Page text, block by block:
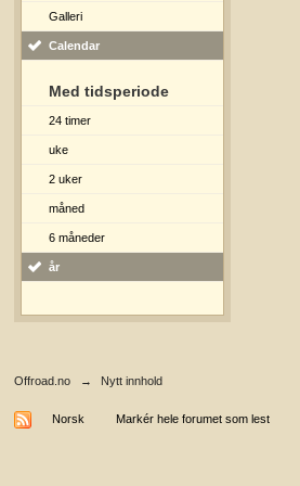
Galleri
Calendar
Med tidsperiode
24 timer
uke
2 uker
måned
6 måneder
år
Offroad.no → Nytt innhold
Norsk Markér hele forumet som lest